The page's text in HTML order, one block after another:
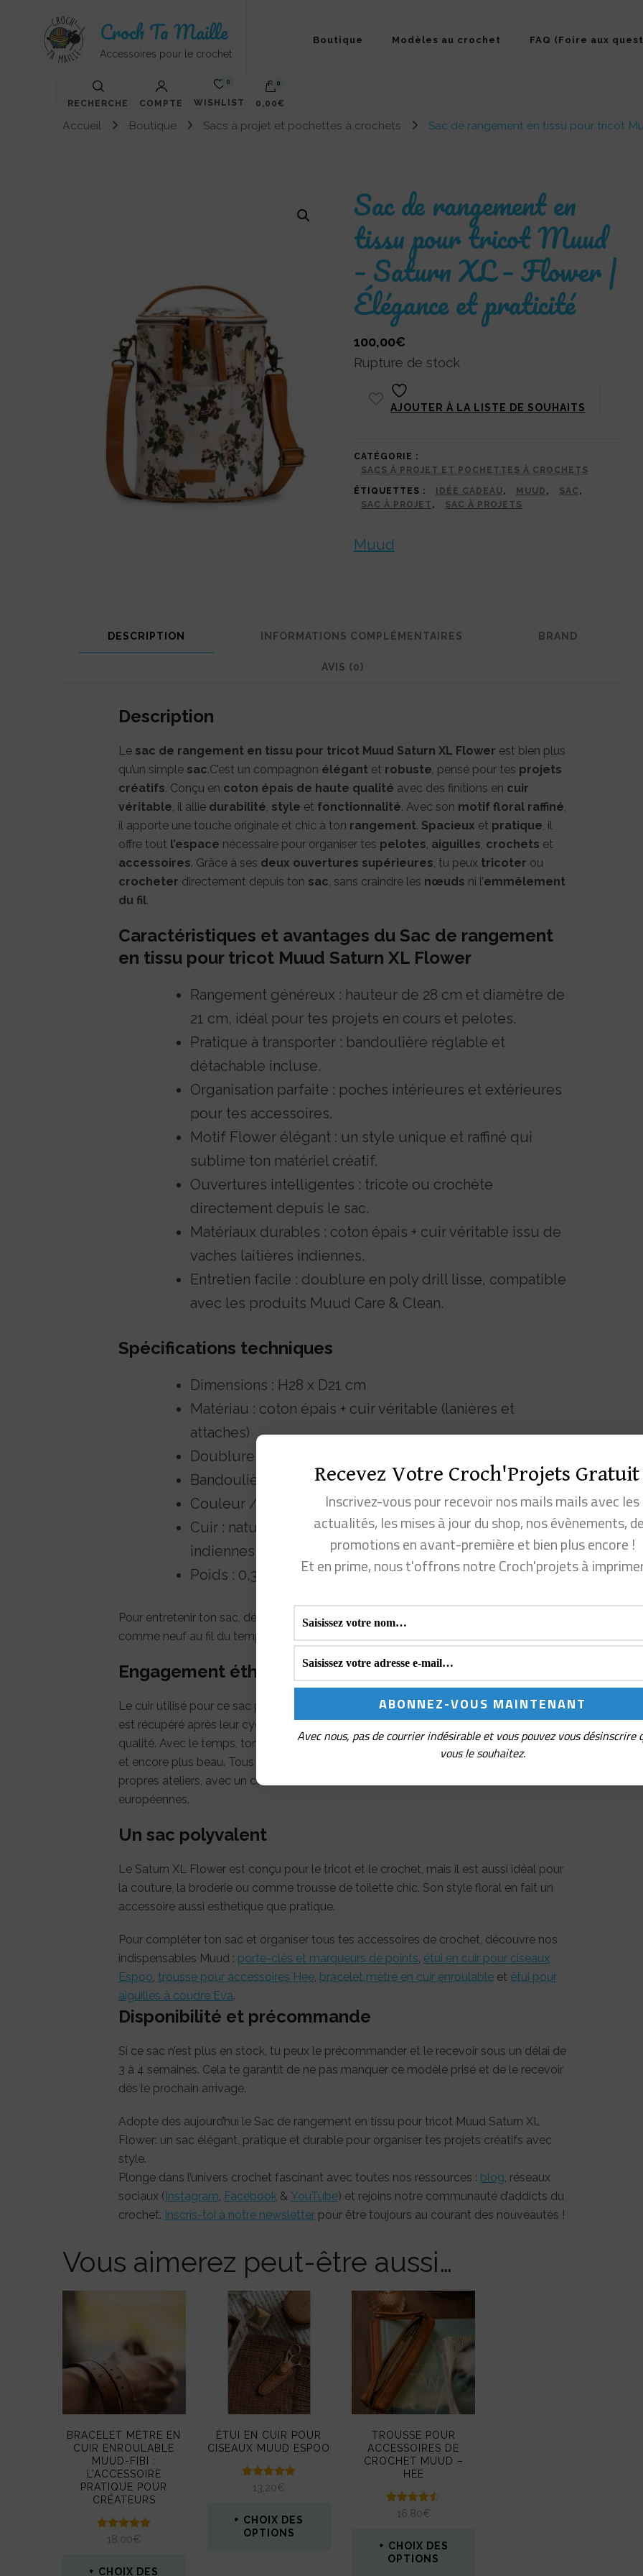
Croch Ta Maille
Accessoires pour le crochet
Boutique Modèles au crochet FAQ (Foire aux
RECHERCHE COMPTE
0
WISHLIST
0
0,00€
Accueil Boutique Sacs à projet et pochettes à crochets Sac de rangement en tissu pour tricot
Sac de rangement en
tissu pour tricot Muud
– Saturn XL – Flower |
Élégance et praticité
100,00€
Rupture de stock
AJOUTER À LA LISTE DE SOUHAITS
CATÉGORIE :
SACS À PROJET ET POCHETTES À CROCHETS
ÉTIQUETTES : IDÉE CADEAU, MUUD , SAC ,
SAC À PROJET , SAC À PROJETS
Muud
DESCRIPTION INFORMATIONS COMPLÉMENTAIRES BRAND
AVIS (0)
Description
Le sac de rangement en tissu pour tricot Muud Saturn XL Flower est bien plus
qu’un simple sac.C’est un compagnon élégant et robuste , pensé pour tes projets
créatifs. Conçu en coton épais de haute qualité avec des finitions en cuir
véritable , il allie durabilité style et fonctionnalité. Avec son motif floral raffiné
il apporte une touche originale et chic à ton rangement. Spacieux et pratique , il
offre tout l’espace nécessaire pour organiser tes pelotes aiguilles crochets et
accessoires. Grâce à ses deux ouvertures supérieures , tu peux tricoter ou
crocheter directement depuis ton sac , sans craindre les nœuds ni l’emmêlement
du fil.
Caractéristiques et avantages du Sac de rangement
en tissu pour tricot Muud Saturn XL Flower
Rangement généreux : hauteur de 28 cm et diamètre de
21 cm, idéal pour tes projets en cours et pelotes.
Pratique à transporter : bandoulière réglable et
détachable incluse.
Organisation parfaite : poches intérieures et extérieures
pour tes accessoires.
Motif Flower élégant : un style unique et raffiné qui
sublime ton matériel créatif.
Ouvertures intelligentes : tricote ou crochète
directement depuis le sac.
Matériaux durables : coton épais + cuir véritable issu de
vaches laitières indiennes.
Entretien facile : doublure en poly drill lisse, compatible
avec les produits Muud Care & Clean.
Spécifications techniques
Dimensions : H28 x D21 cm
Matériau : coton épais + cuir véritable (lanières et
attaches)
Doublure : poly drill (coton + polyester)
Bandoulière : réglable et détachable
Couleur / Motif : Flower (floral)
Cuir : naturel, non traité, issu de vaches laitières
indiennes
Poids : 0,342 kg
Pour entretenir ton sac, découvre notre set d’entretien cuir Muud
comme neuf au fil du temps !
Engagement éthique et durable de Muud
Le cuir utilisé pour ce sac provient de vaches laitières indiennes élevées en liberté. Il
est récupéré après leur cycle de vie, donnant une seconde utilité à un matériau de
qualité. Avec le temps, ton sac développera une patine naturelle qui le rendra unique
et encore plus beau. Tous les produits Muud sont fabriqués en Inde, dans leurs
propres ateliers, avec un contrôle strict des conditions de travail selon les normes
européennes.
Un sac polyvalent
Le Saturn XL Flower est conçu pour le tricot et le crochet, mais il est aussi idéal pour
la couture, la broderie ou comme trousse de toilette chic. Son style floral en fait un
accessoire aussi esthétique que pratique.
Pour compléter ton sac et organiser tous tes accessoires de crochet, découvre nos
indispensables Muud : porte-clés et marqueurs de points étui en cuir pour ciseaux
Espoo trousse pour accessoires Hee bracelet mètre en cuir enroulable et étui pour
aiguilles à coudre Eva.
Disponibilité et précommande
Si ce sac n’est plus en stock, tu peux le précommander et le recevoir sous un délai de
3 à 4 semaines. Cela te garantit de ne pas manquer ce modèle prisé et de le recevoir
dès le prochain arrivage.
Adopte dès aujourd’hui le Sac de rangement en tissu pour tricot Muud Saturn XL
Flower: un sac élégant, pratique et durable pour organiser tes projets créatifs avec
style.
Plonge dans l’univers crochet fascinant avec toutes nos ressources : blog , réseaux
sociaux (Instagram Facebook & YouTube) et rejoins notre communauté d’addicts du
crochet. Inscris-toi à notre newsletter pour être toujours au courant des nouveautés !
Vous aimerez peut-être aussi…
BRACELET MÈTRE EN
CUIR ENROULABLE
MUUD-FIBI :
L’ACCESSOIRE
PRATIQUE POUR
CRÉATEURS
Note
18,00€
CHOIX DES
ÉTUI EN CUIR POUR
CISEAUX MUUD ESPOO
Note
5.00
13,20€
CHOIX DES
OPTIONS
TROUSSE POUR
ACCESSOIRES DE
CROCHET MUUD –
HEE
Note
16,80€
CHOIX DES
OPTIONS
Recevez Votre Croch'Projets Gratuit
Inscrivez-vous pour recevoir nos mails mails avec les
actualités, les mises à jour du shop, nos évènements,
promotions en avant-première et bien plus encore !
Et en prime, nous t'offrons notre Croch'projets à
Avec nous, pas de courrier indésirable et vous pouvez vous désinscrire
vous le souhaitez.